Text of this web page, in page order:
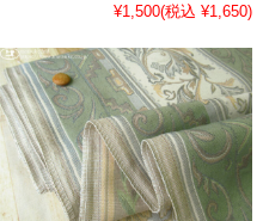
¥1,500(税込 ¥1,650)